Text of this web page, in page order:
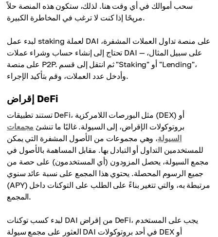
سحب أموالك في أي وقت هنا. لذلك، ستكون هذه المنصة حلاً
مريحًا إذا كنت لا ترغب في المخاطرة الكبيرة.
لبدء عمل staking لعملة DAI على منصة تداول العملات المشفرة،
تحتاج إلى إنشاء حساب وشراء عملات DAI — على سبيل المثال،
على منصة P2P. ثم انتقل إلى قسم "Staking" أو "Lending"،
وأدخل عدد العملات، وقم بتأكيد الإجراء.
إقراض DeFi
تستند تطبيقات DeFi، مثل البورصات اللامركزية (DEX) أو
بروتوكولات الإقراض، إلى السيولة. غالبًا ما تنشئ مجمعات
السيولة، وهي مجموعات من الأصول المشفرة التي يمكن
للمستخدمين التداول أو التبادل بها. مقابل المساهمة بالأصول في
مجمع السيولة، يحصل المزودون (أي المستخدمون) على حصة من
جميع الرسوم المحصلة. يحتوي هذا المجمع على نسبة عائد سنوي
(APY) مرتبطة به، والتي تتغير بناءً على الطلب على التوكنات داخل
المجمع.
لبدء كسب توكنات DAI من إقراض DeFi، يجب على المستخدم
العثور على مجمع سيولة DAI في أحد بروتوكولات DEX أو